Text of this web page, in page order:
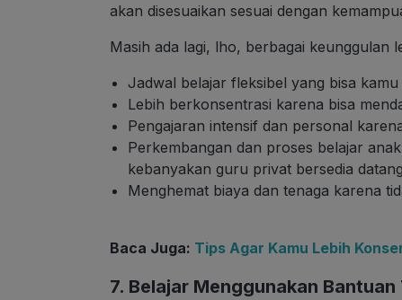
akan disesuaikan sesuai dengan
Masih ada lagi, lho, berbagai keunggulan
Jadwal belajar fleksibel yang bisa
Lebih berkonsentrasi karena bisa
Pengajaran intensif dan personal
Perkembangan dan proses belajar
kebanyakan guru privat bersedia
Menghemat biaya dan tenaga karena
Baca Juga: Tips Agar Kamu Lebih
7. Belajar Menggunakan